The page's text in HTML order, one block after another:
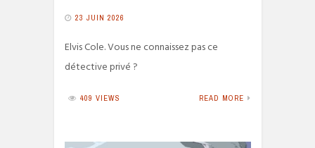
23 JUIN 2026
Elvis Cole. Vous ne connaissez pas ce
détective privé ?
409 VIEWS READ MORE